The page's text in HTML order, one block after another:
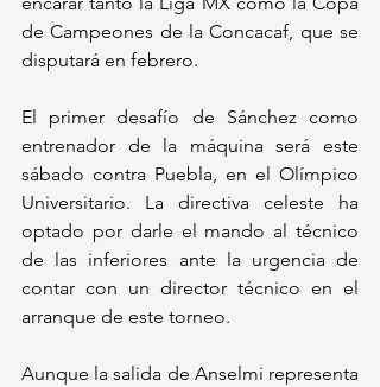
de Campeones de la Concacaf, que se
disputará en febrero.
El primer desafío de Sánchez como
entrenador de la máquina será este
sábado contra Puebla, en el Olímpico
Universitario. La directiva celeste ha
optado por darle el mando al técnico
de las inferiores ante la urgencia de
contar con un director técnico en el
arranque de este torneo.
Aunque la salida de Anselmi representa